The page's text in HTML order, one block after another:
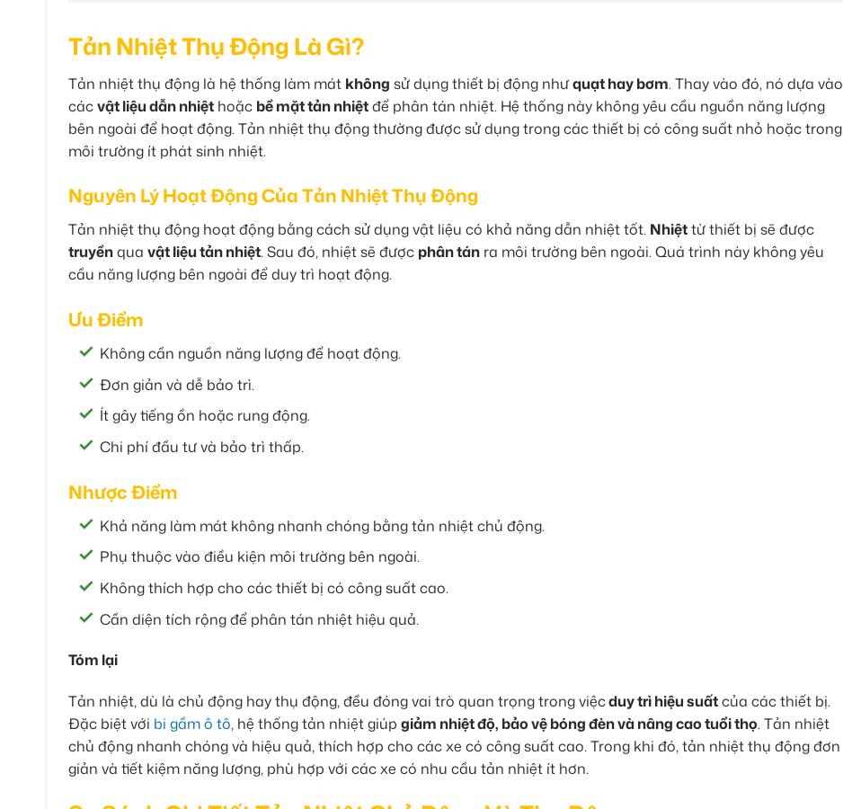
Tản Nhiệt Thụ Động Là Gì?
Tản nhiệt thụ động là hệ thống làm mát không sử dụng thiết bị động nhưquạt hay bơm. Thay vào đó, nó dựa vào
cácvật liệu dẫn nhiệt hoặc bề mặt tản nhiệtđể phân tán nhiệt. Hệ thống này không yêu cầu nguồn năng lượng
bên ngoài để hoạt động. Tản nhiệt thụ động thường được sử dụng trong các thiết bị có công suất nhỏ hoặc trong
môi trường ít phát sinh nhiệt.
Nguyên Lý Hoạt Động Của Tản Nhiệt Thụ Động
Tản nhiệt thụ động hoạt động bằng cách sử dụng vật liệu có khả năng dẫn nhiệt tốt. Nhiệttừ thiết bị sẽ được
truyềnqua vật liệu tản nhiệt. Sau đó, nhiệt sẽ được phân tán ra môi trường bên ngoài. Quá trình này không yêu
cầu năng lượng bên ngoài để duy trì hoạt động.
Ưu Điểm
Không cần nguồn năng lượng để hoạt động.
Đơn giản và dễ bảo trì.
Ít gây tiếng ồn hoặc rung động.
Chi phí đầu tư và bảo trì thấp.
Nhược Điểm
Khả năng làm mát không nhanh chóng bằng tản nhiệt chủ động.
Phụ thuộc vào điều kiện môi trường bên ngoài.
Không thích hợp cho các thiết bị có công suất cao.
Cần diện tích rộng để phân tán nhiệt hiệu quả.
Tóm lại
Tản nhiệt, dù là chủ động hay thụ động, đều đóng vai trò quan trọng trong việcduy trì hiệu suấtcủa các thiết bị.
Đặc biệt với bi gầm ô tô, hệ thống tản nhiệt giúp giảm nhiệt độ, bảo vệ bóng đèn và nâng cao tuổi thọ. Tản nhiệt
chủ động nhanh chóng và hiệu quả, thích hợp cho các xe có công suất cao. Trong khi đó, tản nhiệt thụ động đơn
giản và tiết kiệm năng lượng, phù hợp với các xe có nhu cầu tản nhiệt ít hơn.